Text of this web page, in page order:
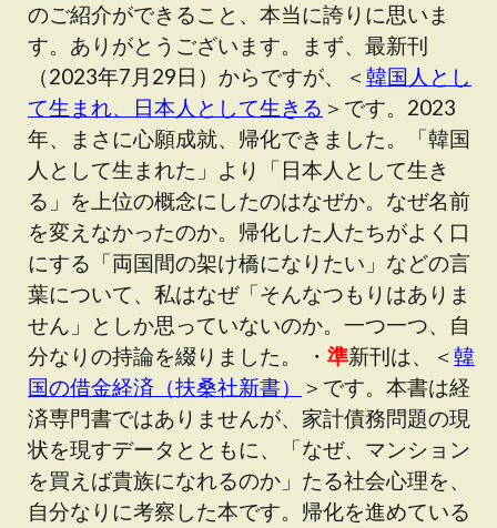
のご紹介ができること、本当に誇りに思いま
す。ありがとうございます。まず、最新刊
（2023年7月29日）からですが、＜韓国人とし
て生まれ、日本人として生きる ＞です。2023
年、まさに心願成就、帰化できました。「韓国
人として生まれた」より「日本人として生き
る」を上位の概念にしたのはなぜか。なぜ名前
を変えなかったのか。帰化した人たちがよく口
にする「両国間の架け橋になりたい」などの言
葉について、私はなぜ「そんなつもりはありま
せん」としか思っていないのか。一つ一つ、自
分なりの持論を綴りました。 ・ 準新刊は、＜韓
国の借金経済（扶桑社新書）
＞です。本書は経
済専門書ではありませんが、家計債務問題の現
状を現すデータとともに、「なぜ、マンション
を買えば貴族になれるのか」たる社会心理を、
自分なりに考察した本です。帰化を進めている